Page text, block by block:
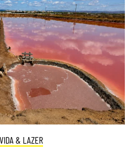
VIDA & LAZER